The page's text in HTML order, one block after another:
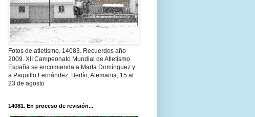
Fotos de atletismo. 14083. Recuerdos año
2009. XII Campeonato Mundial de Atletismo.
España se encomienda a Marta Domínguez y
a Paquillo Fernández. Berlín, Alemania, 15 al
23 de agosto
14081. En proceso de revisión...